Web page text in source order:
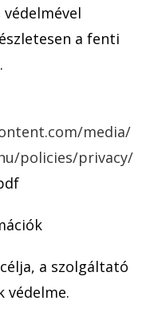
a fenti
media/
policies/privacy/
a szolgáltató
védelme.